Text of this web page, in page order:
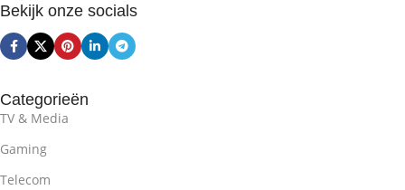
Bekijk onze socials
Categorieën
TV & Media
Gaming
Telecom